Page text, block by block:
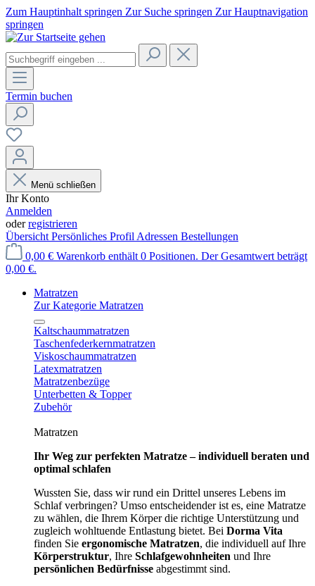
Zum Hauptinhalt springen Zur Suche springen Zur Hauptnavigation
springen
Termin buchen
Menü schließen
Ihr Konto
Anmelden
oderregistrieren
Übersicht Persönliches Profil Adressen Bestellungen
0,00 € Warenkorb enthält 0 Positionen. Der Gesamtwert beträgt
0,00 €.
Matratzen
Zur Kategorie Matratzen
Kaltschaummatratzen
Taschenfederkernmatratzen
Viskoschaummatratzen
Latexmatratzen
Matratzenbezüge
Unterbetten & Topper
Zubehör
Matratzen
Ihr Weg zur perfekten Matratze – individuell beraten und
optimal schlafen
Wussten Sie, dass wir rund ein Drittel unseres Lebens im
Schlaf verbringen? Umso entscheidender ist es, eine Matratze
zu wählen, die Ihrem Körper die richtige Unterstützung und
zugleich wohltuende Entlastung bietet. Bei Dorma Vita
finden Sie ergonomische Matratzen, die individuell auf Ihre
Körperstruktur, Ihre Schlafgewohnheiten und Ihre
persönlichen Bedürfnisse abgestimmt sind.